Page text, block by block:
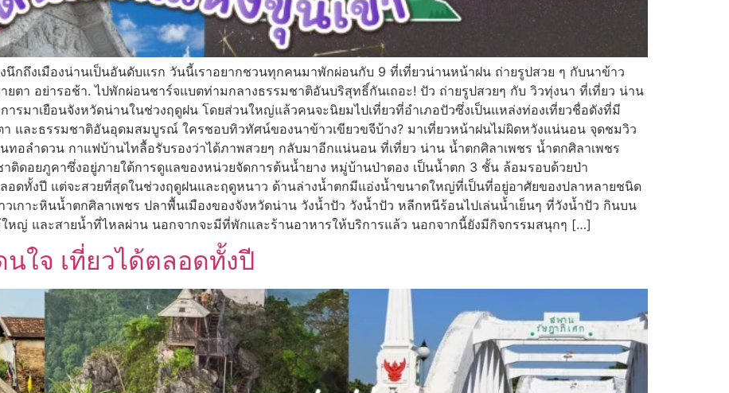
นึกถึงเมืองน่านเป็นอันดับแรก วันนี้เราอยากชวนทุกคนมาพักผ่อนกับ 9 ที่เที่ยวน่านหน้าฝน ถ่ายรูปสวย ๆ กับนาข้าว
ตา อย่ารอช้า. ไปพักผ่อนชาร์จแบตท่ามกลางธรรมชาติอันบริสุทธิ์กันเถอะ! ปัว ถ่ายรูปสวยๆ กับ วิวทุ่งนา ที่เที่ยว น่าน
ารมาเยือนจังหวัดน่านในช่วงฤดูฝน โดยส่วนใหญ่แล้วคนจะนิยมไปเที่ยวที่อำเภอปัวซึ่งเป็นแหล่งท่องเที่ยวชื่อดังที่มี
และธรรมชาติอันอุดมสมบูรณ์ ใครชอบทิวทัศน์ของนาข้าวเขียวขจีบ้าง? มาเที่ยวหน้าฝนไม่ผิดหวังแน่นอน จุดชมวิว
ทอลำดวน กาแฟบ้านไทลื้อรับรองว่าได้ภาพสวยๆ กลับมาอีกแน่นอน ที่เที่ยว น่าน น้ำตกศิลาเพชร น้ำตกศิลาเพชร
ติดอยภูคาซึ่งอยู่ภายใต้การดูแลของหน่วยจัดการต้นน้ำยาง หมู่บ้านป่าตอง เป็นน้ำตก 3 ชั้น ล้อมรอบด้วยป่า
อดทั้งปี แต่จะสวยที่สุดในช่วงฤดูฝนและฤดูหนาว ด้านล่างน้ำตกมีแอ่งน้ำขนาดใหญ่ที่เป็นที่อยู่อาศัยของปลาหลายชนิด
เกาะหินน้ำตกศิลาเพชร ปลาพื้นเมืองของจังหวัดน่าน วังน้ำปัว วังน้ำปัว หลีกหนีร้อนไปเล่นน้ำเย็นๆ ที่วังน้ำปัว กินบน
หญ่ และสายน้ำที่ไหลผ่าน นอกจากจะมีที่พักและร้านอาหารให้บริการแล้ว นอกจากนี้ยังมีกิจกรรมสนุกๆ […]
นใจ เที่ยวได้ตลอดทั้งปี